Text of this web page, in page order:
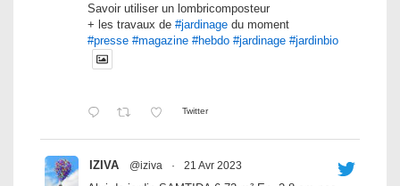
Savoir utiliser un lombricomposteur
+ les travaux de #jardinage du moment
#presse #magazine #hebdo #jardinage #jardinbio
Twitter
IZIVA @iziva · 21 Avr 2023